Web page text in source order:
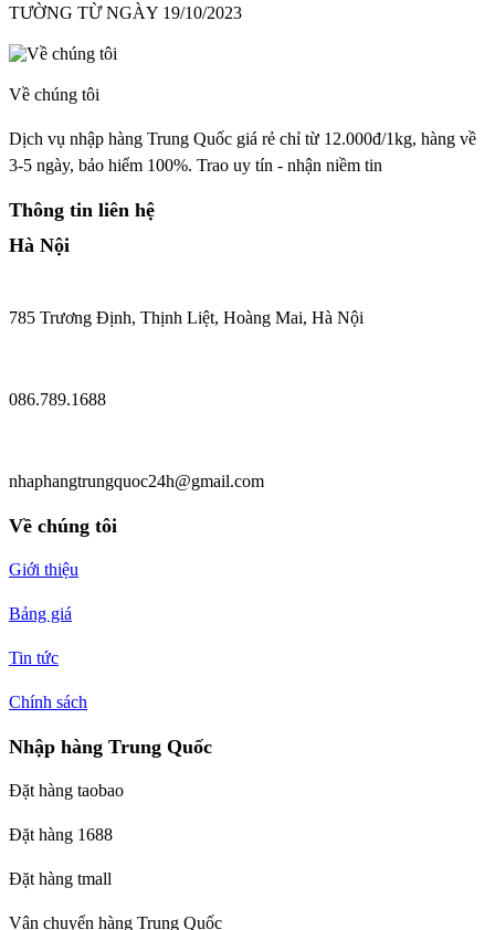
TƯỜNG TỪ NGÀY 19/10/2023
Về chúng tôi
Dịch vụ nhập hàng Trung Quốc giá rẻ chỉ từ 12.000đ/1kg, hàng về
3-5 ngày, bảo hiểm 100%. Trao uy tín - nhận niềm tin
Thông tin liên hệ
Hà Nội
785 Trương Định, Thịnh Liệt, Hoàng Mai, Hà Nội
086.789.1688
nhaphangtrungquoc24h@gmail.com
Về chúng tôi
Giới thiệu
Bảng giá
Tin tức
Chính sách
Nhập hàng Trung Quốc
Đặt hàng taobao
Đặt hàng 1688
Đặt hàng tmall
Vận chuyển hàng Trung Quốc